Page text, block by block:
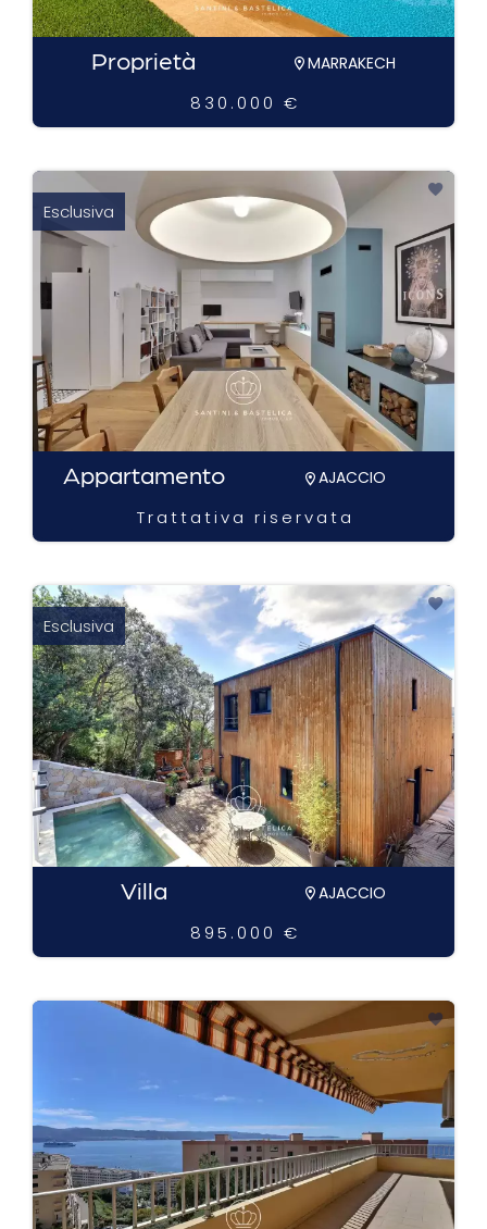
Proprietà MARRAKECH
830.000 €
Appartamento AJACCIO
Trattativa riservata
Esclusiva
Villa AJACCIO
895.000 €
Esclusiva